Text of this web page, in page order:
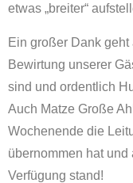
etwas „breiter“
Ein großer Dank
Bewirtung unserer
sind und ordentlich
Auch Matze Große
Wochenende die
übernommen hat
Verfügung stand!